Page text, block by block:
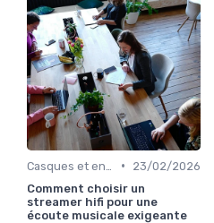
•
23/02/2026
Comment choisir un
streamer hifi pour une
écoute musicale exigeante